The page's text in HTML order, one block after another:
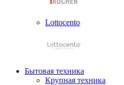
Lottocento
Бытовая техника
Крупная техника